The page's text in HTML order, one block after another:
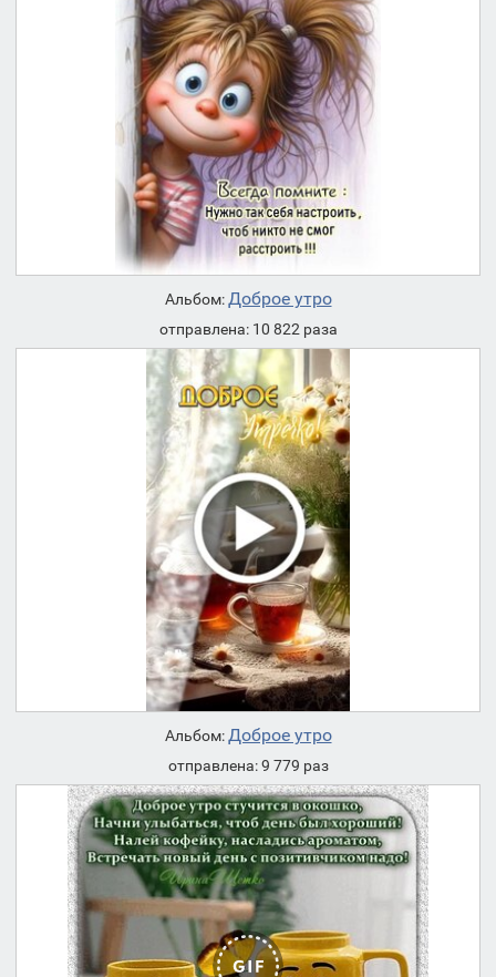
Альбом:Доброе утро
отправлена: 10 822 раза
Альбом:Доброе утро
отправлена: 9 779 раз